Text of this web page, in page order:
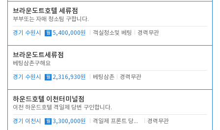
브라운도트호텔 세류점
부부또는 자매 청소팀 구합니다.
경기 수원시 월 5,400,000원 객실청소및 베팅 경력무관
브라운도트세류점
베팅삼촌구해요
경기 수원시 월 2,316,930원 베팅삼촌 경력무관
하운드호텔 이천터미널점
이천 하운드호텔 격일제 당번 구인합니다.
경기 이천시 월 3,300,000원 격일제 프론트 당번 업무로 주차 및 객실 점검 경력무관